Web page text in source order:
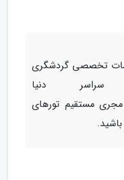
تخصصی گردشگری
دنیا
مجری مستقیم تورهای